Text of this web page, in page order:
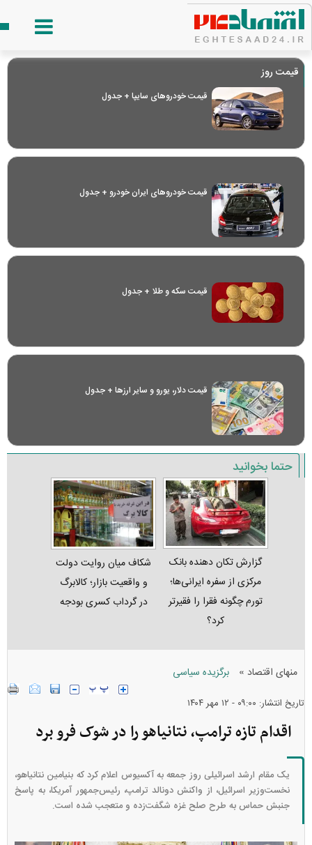
قیمت روز
قیمت خودرو‌های سایپا + جدول
قیمت خودرو‌های ایران خودرو + جدول
قیمت سکه و طلا + جدول
قیمت دلار، یورو و سایر ارز‌ها + جدول
حتما بخوانید
گزارش تکان‌ دهنده بانک
مرکزی از سفره ایرانی‌ها؛
تورم چگونه فقرا را فقیرتر
کرد؟
شکاف میان روایت دولت
و واقعیت بازار؛ کالابرگ
در گرداب کسری بودجه
منهای اقتصاد » برگزیده سیاسی
تاریخ انتشار: ۰۹:۰۰ - ۱۲ مهر ۱۴۰۴
اقدام تازه ترامپ، نتانیاهو را در شوک فرو برد
یک مقام ارشد اسرائیلی روز جمعه به آکسیوس اعلام کرد که بنیامین نتانیاهو،
نخست‌وزیر اسرائیل، از واکنش دونالد ترامپ، رئیس‌جمهور آمریکا، به پاسخ
جنبش حماس به طرح صلح غزه شگفت‌زده و متعجب شده است.